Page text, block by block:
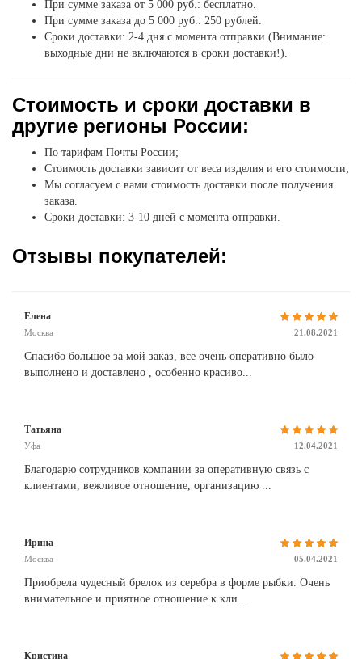
При сумме заказа от 5 000 руб.: бесплатно.
При сумме заказа до 5 000 руб.: 250 рублей.
Сроки доставки: 2-4 дня с момента отправки (Внимание:
выходные дни не включаются в сроки доставки!).
Стоимость и сроки доставки в
другие регионы России:
По тарифам Почты России;
Стоимость доставки зависит от веса изделия и его стоимости;
Мы согласуем с вами стоимость доставки после получения
заказа.
Сроки доставки: 3-10 дней с момента отправки.
Отзывы покупателей:
Елена
Москва 21.08.2021
Спасибо большое за мой заказ, все очень оперативно было
выполнено и доставлено , особенно красиво...
Татьяна
Уфа 12.04.2021
Благодарю сотрудников компании за оперативную связь с
клиентами, вежливое отношение, организацию ...
Ирина
Москва 05.04.2021
Приобрела чудесный брелок из серебра в форме рыбки. Очень
внимательное и приятное отношение к кли...
Кристина